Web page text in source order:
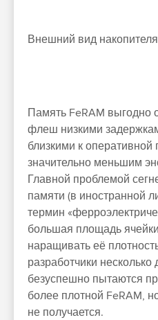
Внешний вид накопителя
Память FeRAM выгодно
флеш низкими
близкими к оперативной
значительно меньшим
Главной проблемой
памяти (в иностранной
термин
большая площадь
наращивать её
разработчики
безуспешно пытаются
более плотной FeRAM,
не получается.